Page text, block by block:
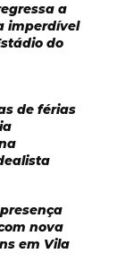
a
imperdível
do
de férias
nova
em Vila